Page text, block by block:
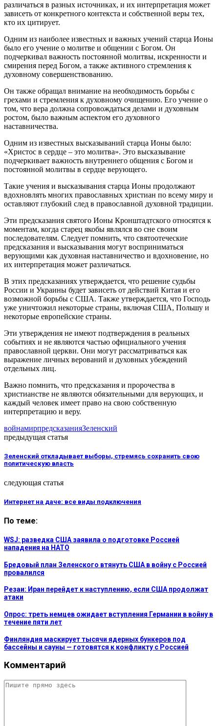
различаться в разных источниках, и их интерпретация может
зависеть от конкретного контекста и собственной веры тех,
кто их цитирует.
Одним из наиболее известных и важных учений старца Ионы
было его учение о молитве и общении с Богом. Он
подчеркивал важность постоянной молитвы, искренности и
смирения перед Богом, а также активного стремления к
духовному совершенствованию.
Он также обращал внимание на необходимость борьбы с
грехами и стремления к духовному очищению. Его учение о
том, что вера должна сопровождаться делами и духовным
ростом, было важным аспектом его духовного
наставничества.
Одним из известных высказываний старца Ионы было:
«Христос в сердце – это молитва». Это высказывание
подчеркивает важность внутреннего общения с Богом и
постоянной молитвы в сердце верующего.
Такие учения и высказывания старца Ионы продолжают
вдохновлять многих православных христиан по всему миру и
оставляют глубокий след в православной духовной традиции.
Эти предсказания святого Ионы Кронштадтского относятся к
моментам, когда старец якобы являлся во сне своим
последователям. Следует помнить, что святоотеческие
предсказания и высказывания могут восприниматься
верующими как духовная наставничество и вдохновение, но
их интерпретация может различаться.
В этих предсказаниях утверждается, что решение судьбы
России и Украины будет зависеть от действий Китая и его
возможной борьбы с США. Также утверждается, что Господь
уже уничтожил некоторые страны, включая США, Польшу и
некоторые европейские страны.
Эти утверждения не имеют подтверждения в реальных
событиях и не являются частью официального учения
православной церкви. Они могут рассматриваться как
выражение личных верований и духовных убеждений
отдельных лиц.
Важно помнить, что предсказания и пророчества в
христианстве не являются обязательными для верующих, и
каждый человек имеет право на свою собственную
интерпретацию и веру.
войнамирпредсказанияЗеленский
предыдущая статья
Зеленский откладывает выборы, стремясь сохранить свою
политическую власть
следующая статья
Интернет на даче: все виды подключения
По теме:
WSJ: разведка США заявила о подготовке Россией
нападения на НАТО
Бредовый план Зеленского втянуть США в войну с Россией
провалился
Резаи: Иран перейдет к наступлению, если США продолжат
атаки
Опрос: треть немцев ожидает вступления Германии в войну в
течение пяти лет
Финляндия маскирует тысячи ядерных бункеров под
бассейны и сауны — готовятся к конфликту с Россией
Комментарий